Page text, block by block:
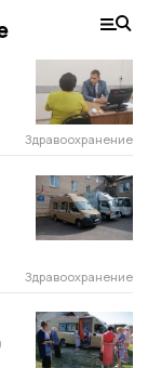
Здравоохранение
Здравоохранение